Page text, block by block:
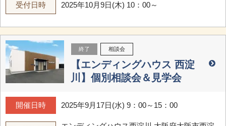
受付日時 2025年10月9日(木) 10：00～
終了 相談会
【エンディングハウス 西淀
川】個別相談会＆見学会
開催日時 2025年9月17日(水) 9：00～15：00